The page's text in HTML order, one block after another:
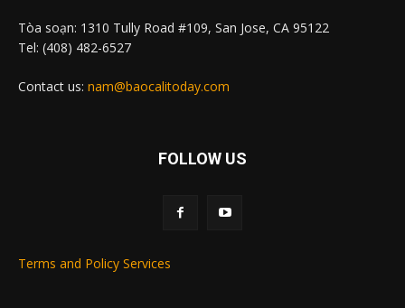
Tòa soạn: 1310 Tully Road #109, San Jose, CA 95122
Tel: (408) 482-6527
Contact us: nam@baocalitoday.com
FOLLOW US
Terms and Policy Services